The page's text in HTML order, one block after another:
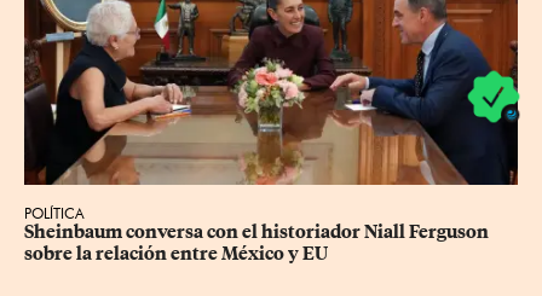
POLÍTICA
Sheinbaum conversa con el historiador Niall Ferguson
sobre la relación entre México y EU